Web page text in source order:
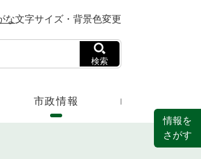
な文字サイズ・背景色変更
検索
市政情報
情報を
さがす